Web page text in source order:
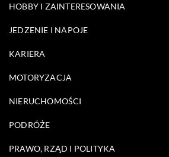
HOBBY I ZAINTERESOWANIA
JEDZENIE I NAPOJE
KARIERA
MOTORYZACJA
NIERUCHOMOŚCI
PODRÓŻE
PRAWO, RZĄD I POLITYKA